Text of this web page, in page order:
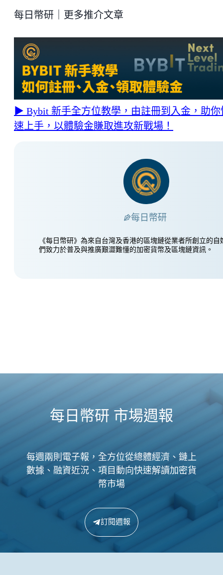
每日幣研｜更多推介文章
▶ Bybit 新手全方位教學，由註冊到入金，助你
速上手，以體驗金賺取進攻新戰場！
每日幣研
《每日幣研》為來自台灣及香港的區塊鏈從業者所創立的自
們致力於普及與推廣艱澀難懂的加密貨幣及區塊鏈資訊。
每日幣研 市場週報
每週兩則電子報，全方位從總體經濟、鏈上
數據、融資近況、項目動向快速解讀加密貨
幣市場
訂閱週報